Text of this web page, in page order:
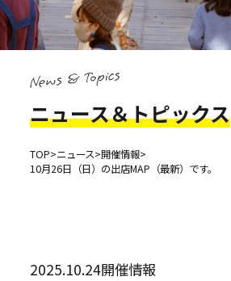
News & Topics
ニュース＆トピックス
TOP>ニュース>開催情報>
10月26日（日）の出店MAP（最新）です。
2025.10.24開催情報